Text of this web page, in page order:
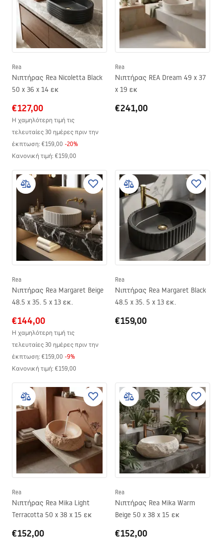
Rea
Νιπτήρας Rea Nicoletta Black
50 x 36 x 14 εκ
€127,00
Η χαμηλότερη τιμή τις
τελευταίες 30 ημέρες πριν την
έκπτωση: €159,00 -20%
Κανονική τιμή: €159,00
Rea
Νιπτήρας REA Dream 49 x 37
x 19 εκ
€241,00
Rea
Νιπτήρας Rea Margaret Beige
48.5 x 35. 5 x 13 εκ.
€144,00
Η χαμηλότερη τιμή τις
τελευταίες 30 ημέρες πριν την
έκπτωση: €159,00 -9%
Κανονική τιμή: €159,00
Rea
Νιπτήρας Rea Margaret Black
48.5 x 35. 5 x 13 εκ.
€159,00
Rea
Νιπτήρας Rea Mika Light
Terracotta 50 x 38 x 15 εκ
€152,00
Rea
Νιπτήρας Rea Mika Warm
Beige 50 x 38 x 15 εκ
€152,00